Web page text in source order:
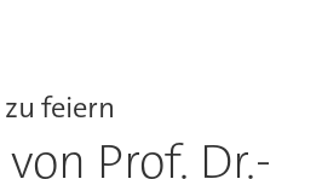
feiern
Prof. Dr.-